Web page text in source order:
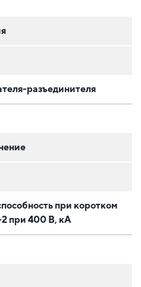
разъединителя
при коротком
при 400 В, кА